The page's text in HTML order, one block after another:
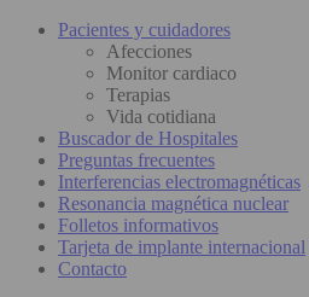
Pacientes y cuidadores
Afecciones
Monitor cardiaco
Terapias
Vida cotidiana
Buscador de Hospitales
Preguntas frecuentes
Interferencias electromagnéticas
Resonancia magnética nuclear
Folletos informativos
Tarjeta de implante internacional
Contacto